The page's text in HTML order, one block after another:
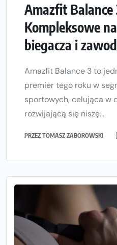
Amazfit Balance
Kompleksowe
biegacza i
Amazfit Balance 3 to
premier tego roku w
sportowych, celująca w
rozwijającą się niszę...
PRZEZ TOMASZ ZABOROWSKI